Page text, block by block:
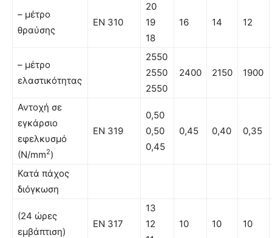
– µέτρο
θραύσης
EN 310
20
19
18
16 14 12
– µέτρο
ελαστικότητας
2550
2550
2550
2400 2150 1900
Αντοχή σε
εγκάρσιο
εφελκυσμό
(Ν/mm2)
EN 319
0,50
0,50
0,45
0,45 0,40 0,35
Κατά πάχος
διόγκωση
(24 ώρες
εµβάπτιση)
EN 317
13
12
10 10 10